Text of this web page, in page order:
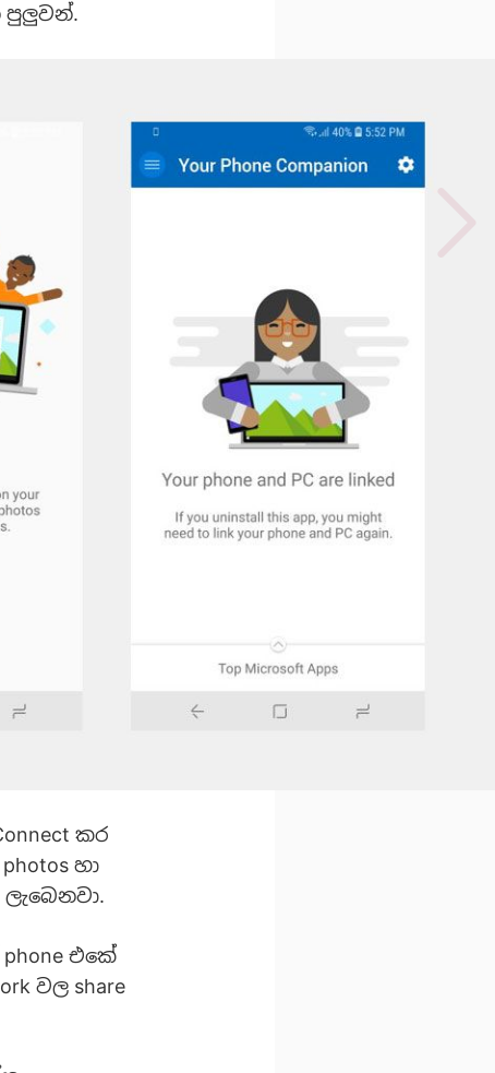
පුලුවන්.
කර
හා
ලැබෙනවා.
එකේ
වල share